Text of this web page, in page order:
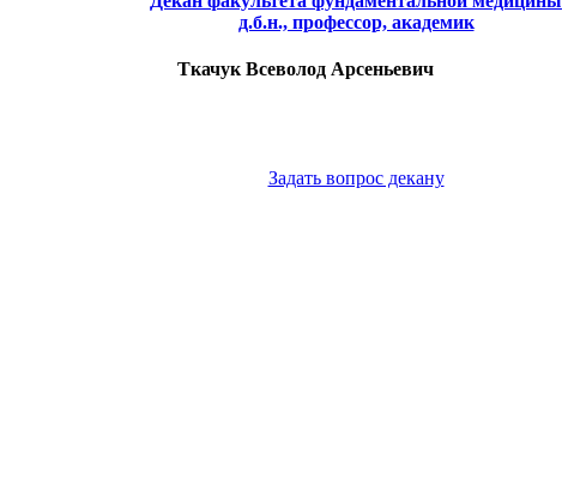
д.б.н., профессор, академик
Ткачук Всеволод Арсеньевич
Задать вопрос декану